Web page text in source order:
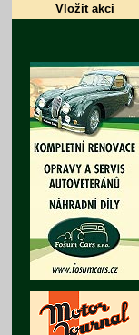
Vložit akci